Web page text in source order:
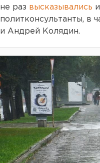
не раз высказывались
политконсультанты, в
и Андрей Колядин.